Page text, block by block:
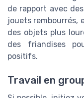
de rapport avec
jouets rembourrés,
des objets plus
des friandises
positifs.
Travail en